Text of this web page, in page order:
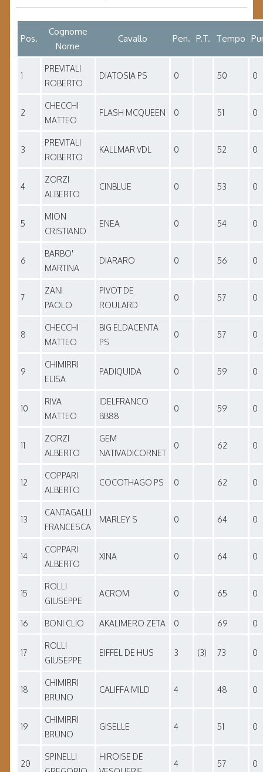
Pos.
Cognome
Nome
Cavallo Pen. P.T. Tempo
1
PREVITALI
ROBERTO
DIATOSIA PS 0 50 0
2
CHECCHI
MATTEO
FLASH MCQUEEN 0 51 0
3
PREVITALI
ROBERTO
KALLMAR VDL 0 52 0
4
ZORZI
ALBERTO
CINBLUE 0 53 0
5
MION
CRISTIANO
ENEA 0 54 0
6
BARBO'
MARTINA
DIARARO 0 56 0
7
ZANI
PAOLO
PIVOT DE
ROULARD
0 57 0
8
CHECCHI
MATTEO
BIG ELDACENTA
PS
0 57 0
9
CHIMIRRI
ELISA
PADIQUIDA 0 59 0
10
RIVA
MATTEO
IDELFRANCO
BB88
0 59 0
11
ZORZI
ALBERTO
GEM
NATIVADICORNET
0 62 0
12
COPPARI
ALBERTO
COCOTHAGO PS 0 62 0
13
CANTAGALLI
FRANCESCA
MARLEY S 0 64 0
14
COPPARI
ALBERTO
XINA 0 64 0
15
ROLLI
GIUSEPPE
ACROM 0 65 0
16 BONI CLIO AKALIMERO ZETA 0 69 0
17
ROLLI
GIUSEPPE
EIFFEL DE HUS 3 (3) 73 0
18
CHIMIRRI
BRUNO
CALIFFA MILD 4 48 0
19
CHIMIRRI
BRUNO
GISELLE 4 51 0
20
SPINELLI
HIROISE DE
4 57 0